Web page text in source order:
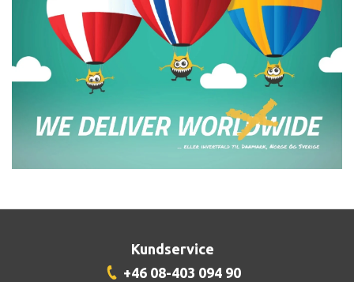
Kundservice
+46 08-403 094 90